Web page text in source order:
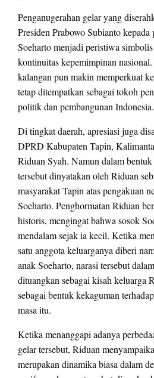
Penganugerahan gelar yang
Presiden Prabowo Subianto
Soeharto menjadi peristiwa
kontinuitas kepemimpinan
kalangan pun makin memperkuat
tetap ditempatkan sebagai tokoh
politik dan pembangunan Indonesia.
Di tingkat daerah, apresiasi juga
DPRD Kabupaten Tapin,
Riduan Syah. Namun dalam
tersebut dinyatakan oleh Riduan
masyarakat Tapin atas pengakuan
Soeharto. Penghormatan Riduan
historis, mengingat bahwa sosok
mendalam sejak ia kecil. Ketika
satu anggota keluarganya diberi
anak Soeharto, narasi tersebut
dituangkan sebagai kisah keluarga
sebagai bentuk kekaguman
masa itu.
Ketika menanggapi adanya
gelar tersebut, Riduan
merupakan dinamika biasa dalam